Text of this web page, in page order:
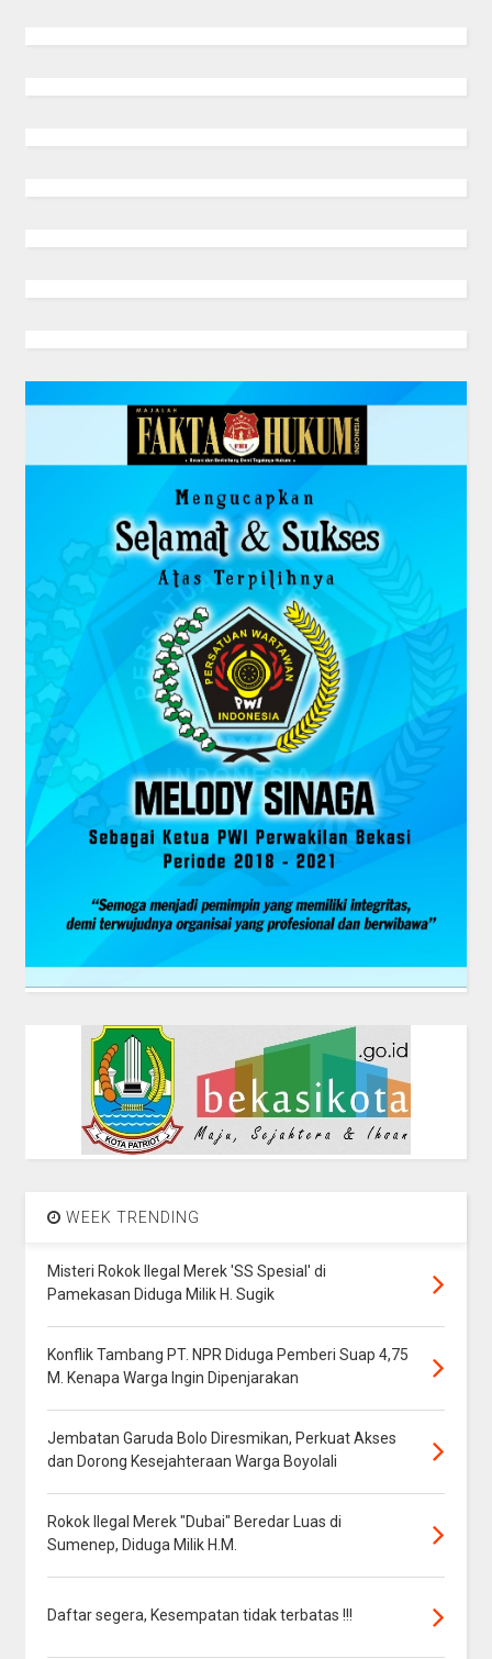
WEEK TRENDING
Misteri Rokok Ilegal Merek 'SS Spesial' di
Pamekasan Diduga Milik H. Sugik
Konflik Tambang PT. NPR Diduga Pemberi Suap 4,75
M. Kenapa Warga Ingin Dipenjarakan
Jembatan Garuda Bolo Diresmikan, Perkuat Akses
dan Dorong Kesejahteraan Warga Boyolali
Rokok Ilegal Merek "Dubai" Beredar Luas di
Sumenep, Diduga Milik H.M.
Daftar segera, Kesempatan tidak terbatas !!!